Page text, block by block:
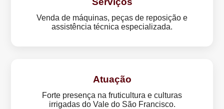
Venda de máquinas, peças de reposição e
assistência técnica especializada.
Atuação
Forte presença na fruticultura e culturas
irrigadas do Vale do São Francisco.